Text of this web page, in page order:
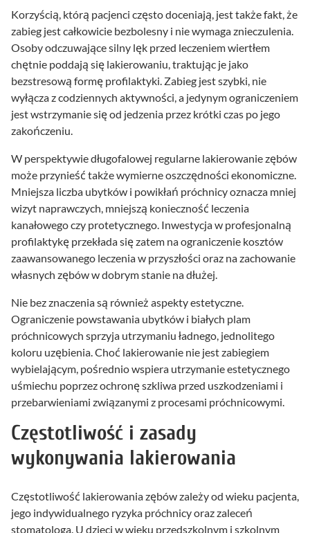
Korzyścią, którą pacjenci często doceniają, jest także fakt, że
zabieg jest całkowicie bezbolesny i nie wymaga znieczulenia.
Osoby odczuwające silny lęk przed leczeniem wiertłem
chętnie poddają się lakierowaniu, traktując je jako
bezstresową formę profilaktyki. Zabieg jest szybki, nie
wyłącza z codziennych aktywności, a jedynym ograniczeniem
jest wstrzymanie się od jedzenia przez krótki czas po jego
zakończeniu.
W perspektywie długofalowej regularne lakierowanie zębów
może przynieść także wymierne oszczędności ekonomiczne.
Mniejsza liczba ubytków i powikłań próchnicy oznacza mniej
wizyt naprawczych, mniejszą konieczność leczenia
kanałowego czy protetycznego. Inwestycja w profesjonalną
profilaktykę przekłada się zatem na ograniczenie kosztów
zaawansowanego leczenia w przyszłości oraz na zachowanie
własnych zębów w dobrym stanie na dłużej.
Nie bez znaczenia są również aspekty estetyczne.
Ograniczenie powstawania ubytków i białych plam
próchnicowych sprzyja utrzymaniu ładnego, jednolitego
koloru uzębienia. Choć lakierowanie nie jest zabiegiem
wybielającym, pośrednio wspiera utrzymanie estetycznego
uśmiechu poprzez ochronę szkliwa przed uszkodzeniami i
przebarwieniami związanymi z procesami próchnicowymi.
Częstotliwość i zasady
wykonywania lakierowania
Częstotliwość lakierowania zębów zależy od wieku pacjenta,
jego indywidualnego ryzyka próchnicy oraz zaleceń
stomatologa. U dzieci w wieku przedszkolnym i szkolnym